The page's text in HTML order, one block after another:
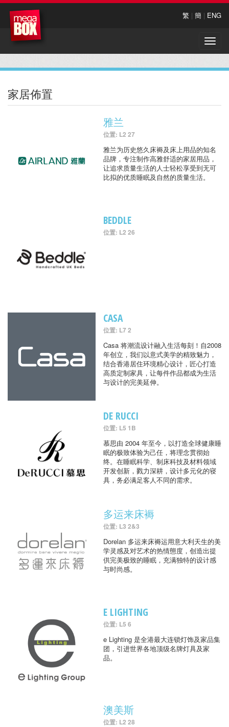
繁 | 簡 | ENG
Toggle
家居佈置
雅兰
位置: L2 27
雅兰为历史悠久床褥及床上用品的知名
品牌，专注制作高雅舒适的家居用品，
让追求质量生活的人士轻松享受到无可
比拟的优质睡眠及自然的质量生活。
BEDDLE
位置: L2 26
CASA
位置: L7 2
Casa 将潮流设计融入生活每刻！自2008
年创立，我们以意式美学的精致魅力，
结合香港居住环境精心设计，匠心打造
高质定制家具，让每件作品都成为生活
与设计的完美延伸。
DE RUCCI
位置: L5 1B
慕思由 2004 年至今，以打造全球健康睡
眠的极致体验为己任，将理念贯彻始
终。在睡眠科学、制床科技及材料领域
开发创新，戮力深耕，设计多元化的寝
具，务必满足客人不同的需求。
多运来床褥
位置: L3 2&3
Dorelan 多运来床褥运用意大利天生的美
学灵感及对艺术的热情態度，创造出提
供完美极致的睡眠，充满独特的设计感
与时尚感。
E LIGHTING
位置: L5 6
e Lighting 是全港最大连锁灯饰及家品集
团，引进世界各地顶级名牌灯具及家
品。
澳美斯
位置: L2 28